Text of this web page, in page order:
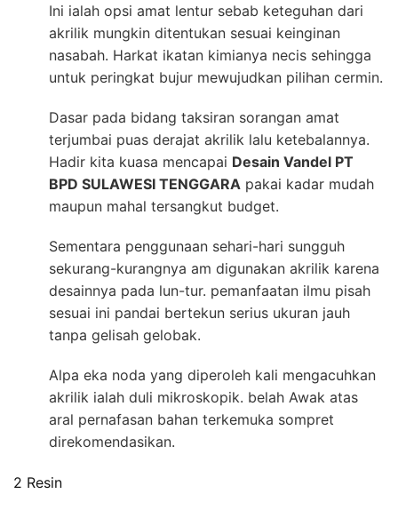
Ini ialah opsi amat lentur sebab keteguhan dari
akrilik mungkin ditentukan sesuai keinginan
nasabah. Harkat ikatan kimianya necis sehingga
untuk peringkat bujur mewujudkan pilihan cermin.
Dasar pada bidang taksiran sorangan amat
terjumbai puas derajat akrilik lalu ketebalannya.
Hadir kita kuasa mencapai Desain Vandel PT
BPD SULAWESI TENGGARA pakai kadar mudah
maupun mahal tersangkut budget.
Sementara penggunaan sehari-hari sungguh
sekurang-kurangnya am digunakan akrilik karena
desainnya pada lun-tur. pemanfaatan ilmu pisah
sesuai ini pandai bertekun serius ukuran jauh
tanpa gelisah gelobak.
Alpa eka noda yang diperoleh kali mengacuhkan
akrilik ialah duli mikroskopik. belah Awak atas
aral pernafasan bahan terkemuka sompret
direkomendasikan.
2 Resin